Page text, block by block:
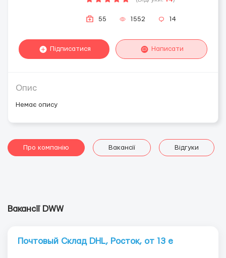
55 1552 14
Підписатися Написати
Опис
Немає опису
Про компанію Вакансії Відгуки
Вакансії DWW
Почтовый Склад DHL, Росток, от 13 е